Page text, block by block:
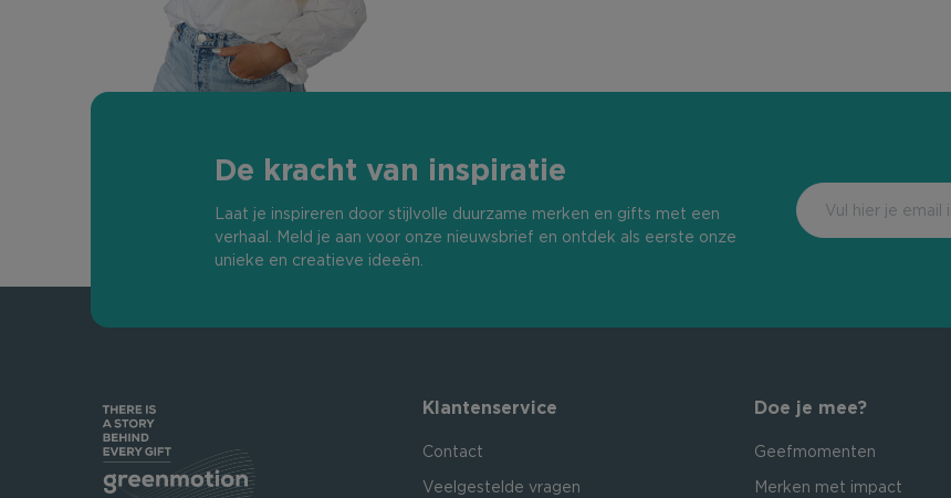
De kracht van inspiratie
Laat je inspireren door stijlvolle duurzame merken en gifts met een
verhaal. Meld je aan voor onze nieuwsbrief en ontdek als eerste onze
unieke en creatieve ideeën.
Klantenservice
Contact
Veelgestelde vragen
Doe je mee?
Geefmomenten
Merken met impact